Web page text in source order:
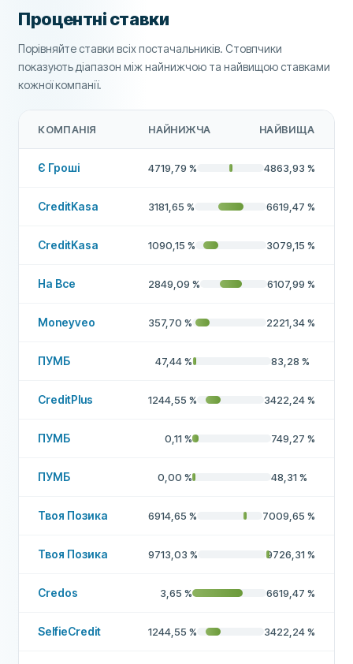
КОМПАНІЯ НАЙНИЖЧА НАЙВИЩА
Є Гроші 4719,79 % 4863,93 %
CreditKasa 3181,65 % 6619,47 %
CreditKasa 1090,15 % 3079,15 %
На Все 2849,09 % 6107,99 %
Moneyveo 357,70 % 2221,34%
ПУМБ 47,44% 83,28 %
CreditPlus 1244,55 % 3422,24%
ПУМБ 0,11 % 749,27 %
ПУМБ 0,00 % 48,31 %
Твоя Позика 6914,65 % 7009,65 %
Твоя Позика 9713,03 % 9726,31 %
Credos 3,65 % 6619,47 %
SelfieCredit 1244,55 % 3422,24%
Процентні ставки
Порівняйте ставки всіх постачальників. Стовпчики
показують діапазон між найнижчою та найвищою ставками
кожної компанії.